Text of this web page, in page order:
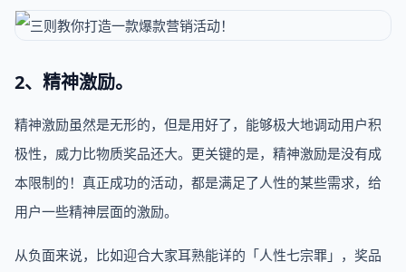
2、精神激励。
精神激励虽然是无形的，但是用好了，能够极大地调动用户积
极性，威力比物质奖品还大。更关键的是，精神激励是没有成
本限制的！真正成功的活动，都是满足了人性的某些需求，给
用户一些精神层面的激励。
从负面来说，比如迎合大家耳熟能详的「人性七宗罪」，奖品